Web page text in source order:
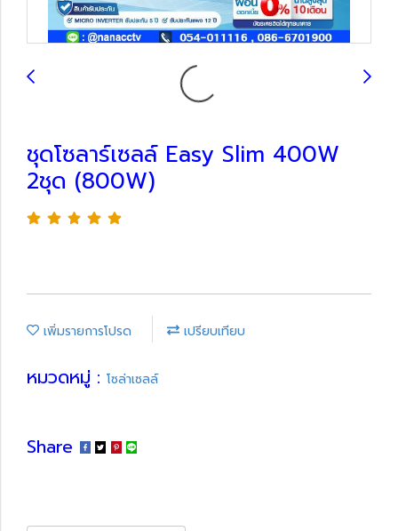
ชุดโซลาร์เซลล์ Easy Slim 400W
2ชุด (800W)
เพิ่มรายการโปรด เปรียบเทียบ
หมวดหมู่ : โซล่าเซลล์
Share